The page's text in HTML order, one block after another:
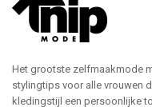
Het grootste zelfmaakmode
stylingtips voor alle vrouwen
kledingstijl een persoonlijke